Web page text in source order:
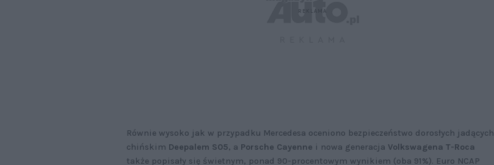
Równie wysoko jak w przypadku Mercedesa oceniono bezpieczeństwo dorosłych jadących
chińskim Deepalem S05, a Porsche Cayenne i nowa generacja Volkswagena T-Roca
także popisały się świetnym, ponad 90-procentowym wynikiem (oba 91%). Euro NCAP